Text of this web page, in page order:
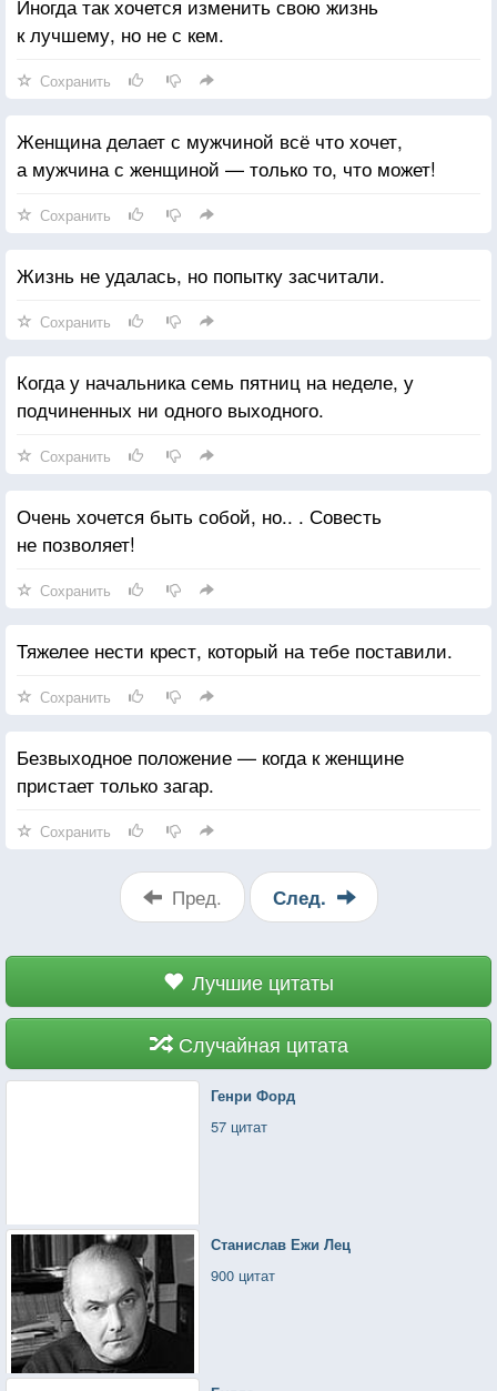
Иногда так хочется изменить свою жизнь
к лучшему, но не с кем.
Сохранить
Женщина делает с мужчиной всё что хочет,
а мужчина с женщиной — только то, что может!
Сохранить
Жизнь не удалась, но попытку засчитали.
Сохранить
Когда у начальника семь пятниц на неделе, у
подчиненных ни одного выходного.
Сохранить
Очень хочется быть собой, но.. . Совесть
не позволяет!
Сохранить
Тяжелее нести крест, который на тебе поставили.
Сохранить
Безвыходное положение — когда к женщине
пристает только загар.
Сохранить
Пред. След.
Лучшие цитаты
Случайная цитата
Генри Форд
57 цитат
Станислав Ежи Лец
900 цитат